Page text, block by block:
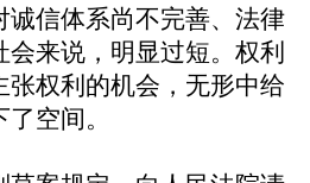
诚信体系尚不完善、法律
会来说，明显过短。权利
张权利的机会，无形中给
空间。